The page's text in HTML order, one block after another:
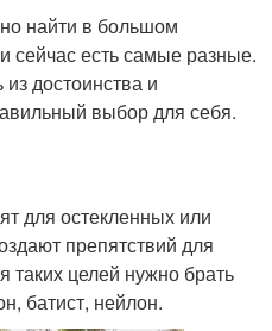
найти в большом
сейчас есть самые разные.
достоинства и
выбор для себя.
для остекленных или
препятствий для
таких целей нужно брать
батист, нейлон.